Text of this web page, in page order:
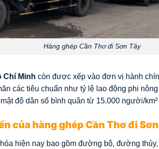
Hàng ghép Cần Thơ đi Sơn Tây
Chí Minh còn được xếp vào đơn vị hành
các tiêu chuẩn như tỷ lệ lao động phi
độ dân số bình quân từ 15.000 người/
của hàng ghép Cần Thơ đi
hiện nay bao gồm đường bộ, đường